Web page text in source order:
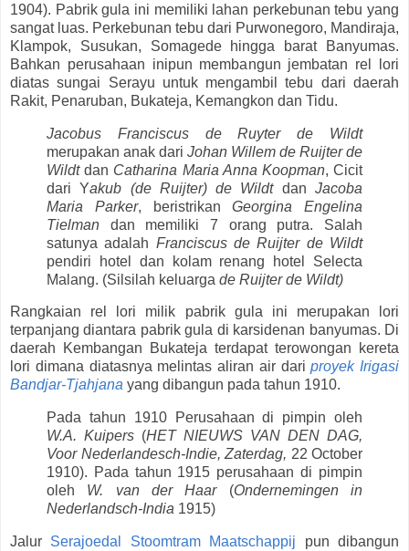
1904). Pabrik gula ini memiliki lahan perkebunan tebu yang
sangat luas. Perkebunan tebu dari Purwonegoro, Mandiraja,
Klampok, Susukan, Somagede hingga barat Banyumas.
Bahkan perusahaan inipun membangun jembatan rel lori
diatas sungai Serayu untuk mengambil tebu dari daerah
Rakit, Penaruban, Bukateja, Kemangkon dan Tidu.
Jacobus Franciscus de Ruyter de Wildt
merupakan anak dari Johan Willem de Ruijter de
Wildtdan Catharina Maria Anna Koopman, Cicit
dari Yakub (de Ruijter) de WildtdanJacoba
Maria Parker, beristrikanGeorgina Engelina
Tielman dan memiliki 7 orang putra. Salah
satunya adalah Franciscus de Ruijter de Wildt
pendiri hotel dan kolam renang hotel Selecta
Malang. (Silsilah keluarga de Ruijter de Wildt)
Rangkaian rel lori milik pabrik gula ini merupakan lori
terpanjang diantara pabrik gula di karsidenan banyumas. Di
daerah Kembangan Bukateja terdapat terowongan kereta
lori dimana diatasnya melintas aliran air dariproyek Irigasi
Bandjar-Tjahjana yang dibangun pada tahun 1910.
Pada tahun 1910 Perusahaan di pimpin oleh
W.A. Kuipers (HET NIEUWS VAN DEN DAG,
Voor Nederlandesch-Indie, Zaterdag, 22 October
1910). Pada tahun 1915 perusahaan di pimpin
oleh W. van der Haar(Ondernemingen in
Nederlandsch-India 1915)
Jalur Serajoedal Stoomtram Maatschappij pun dibangun